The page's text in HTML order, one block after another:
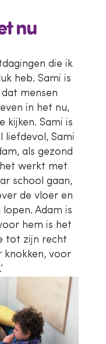
nu
die ik
heb. Sami is
mensen
in het nu,
kijken. Sami is
liefdevol, Sami
als gezond
werkt met
school gaan,
de vloer en
Adam is
hem is het
tot zijn recht
knokken, voor